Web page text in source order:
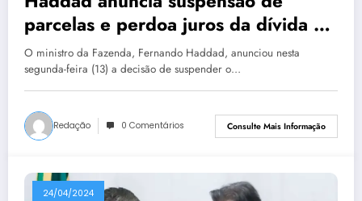
parcelas e perdoa juros da dívida do
RS por 36 meses
O ministro da Fazenda, Fernando Haddad, anunciou nesta
segunda-feira (13) a decisão de suspender o…
Redação 0 Comentários Consulte Mais Informação
24/04/2024